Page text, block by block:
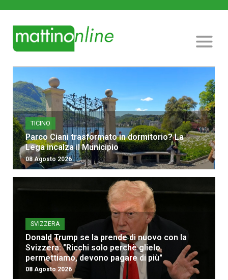
TICINO
Parco Ciani trasformato in dormitorio? La
Lega incalza il Municipio
08 Agosto 2026
SVIZZERA
Donald Trump se la prende di nuovo con la
Svizzera: "Ricchi solo perchè glielo
permettiamo, devono pagare di più"
08 Agosto 2026